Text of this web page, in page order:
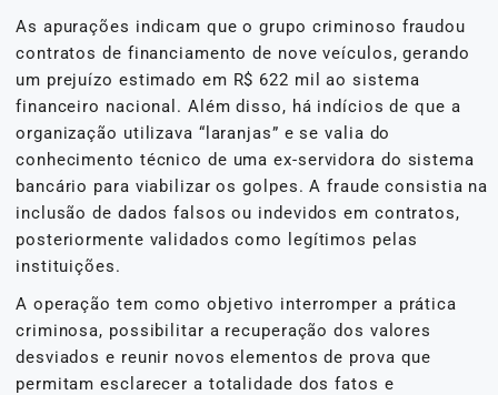
As apurações indicam que o grupo criminoso fraudou
contratos de financiamento de nove veículos, gerando
um prejuízo estimado em R$ 622 mil ao sistema
financeiro nacional. Além disso, há indícios de que a
organização utilizava “laranjas” e se valia do
conhecimento técnico de uma ex-servidora do sistema
bancário para viabilizar os golpes. A fraude consistia na
inclusão de dados falsos ou indevidos em contratos,
posteriormente validados como legítimos pelas
instituições.
A operação tem como objetivo interromper a prática
criminosa, possibilitar a recuperação dos valores
desviados e reunir novos elementos de prova que
permitam esclarecer a totalidade dos fatos e